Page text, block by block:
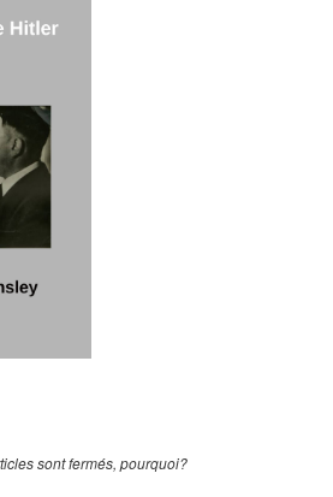
sont fermés, pourquoi?